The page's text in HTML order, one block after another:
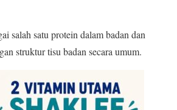
salah satu protein dalam badan dan
struktur tisu badan secara umum.